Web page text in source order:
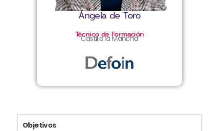
Ángela de Toro
Técnico de Formación
Castilla la Mancha
Objetivos